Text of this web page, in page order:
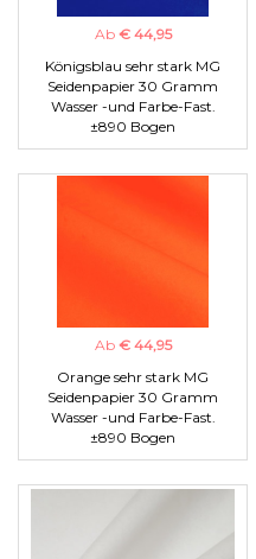
Ab € 44,95
Königsblau sehr stark MG
Seidenpapier 30 Gramm
Wasser -und Farbe-Fast.
±890 Bogen
Ab € 44,95
Orange sehr stark MG
Seidenpapier 30 Gramm
Wasser -und Farbe-Fast.
±890 Bogen